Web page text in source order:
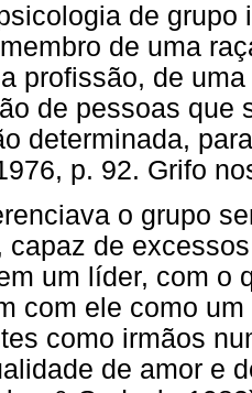
de
de uma
profissão, de
de pessoas que
determinada,
p. 92. Grifo
o grupo
capaz de
um líder, com o
com ele como
como irmãos
de amor e